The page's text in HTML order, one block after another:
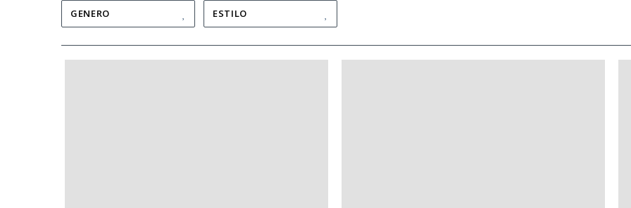
GENERO ESTILO